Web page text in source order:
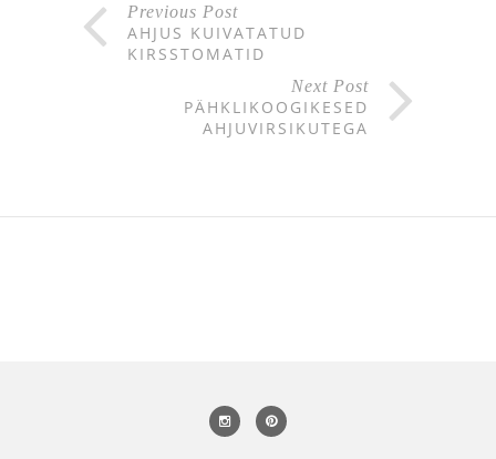
Previous Post
AHJUS KUIVATATUD
KIRSSTOMATID
Next Post
PÄHKLIKOOGIKESED
AHJUVIRSIKUTEGA